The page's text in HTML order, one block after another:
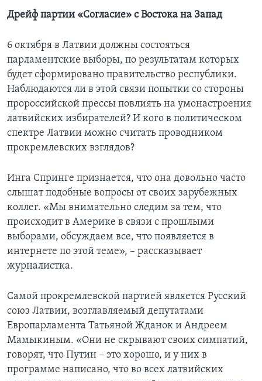
Дрейф партии «Согласие» с Востока на Запад
6 октября в Латвии должны состояться
парламентские выборы, по результатам которых
будет сформировано правительство республики.
Наблюдаются ли в этой связи попытки со стороны
пророссийской прессы повлиять на умонастроения
латвийских избирателей? И кого в политическом
спектре Латвии можно считать проводником
прокремлевских взглядов?
Инга Спринге признается, что она довольно часто
слышат подобные вопросы от своих зарубежных
коллег. «Мы внимательно следим за тем, что
происходит в Америке в связи с прошлыми
выборами, обсуждаем все, что появляется в
интернете по этой теме», – рассказывает
журналистка.
Самой прокремлевской партией является Русский
союз Латвии, возглавляемый депутатами
Европарламента Татьяной Жданок и Андреем
Мамыкиным. «Они не скрывают своих симпатий,
говорят, что Путин – это хорошо, и у них в
программе написано, что во всех латвийских